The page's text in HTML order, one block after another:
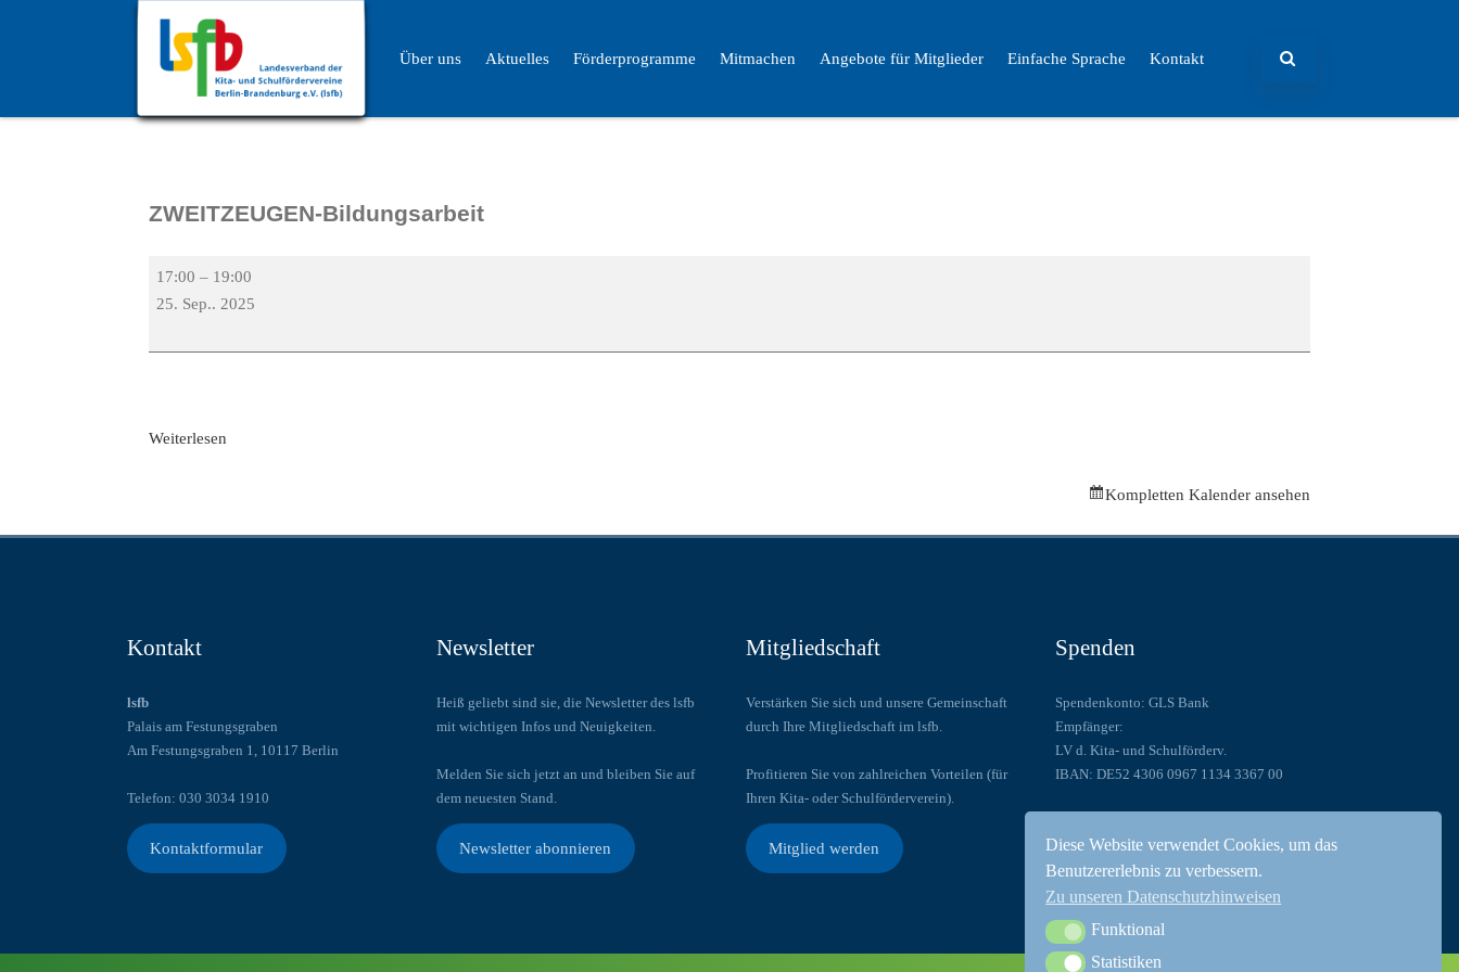
Über uns Aktuelles Förderprogramme Mitmachen Angebote für Mitglieder Einfache Sprache Kontakt
ZWEITZEUGEN-Bildungsarbeit
17:00 – 19:00
25. Sep.. 2025
Weiterlesen
Kompletten Kalender ansehen
Kontakt
lsfb
Palais am Festungsgraben
Am Festungsgraben 1, 10117 Berlin
Telefon: 030 3034 1910
Kontaktformular
Newsletter
Heiß geliebt sind sie, die Newsletter des lsfb
mit wichtigen Infos und Neuigkeiten.
Melden Sie sich jetzt an und bleiben Sie auf
dem neuesten Stand.
Newsletter abonnieren
Mitgliedschaft
Verstärken Sie sich und unsere Gemeinschaft
durch Ihre Mitgliedschaft im lsfb.
Profitieren Sie von zahlreichen Vorteilen (für
Ihren Kita- oder Schulförderverein).
Mitglied werden
Spenden
Spendenkonto: GLS Bank
Empfänger:
LV d. Kita- und Schulförderv.
IBAN: DE52 4306 0967 1134 3367 00
oder unser Spendentool:
Spenden Sie!
Diese Website verwendet Cookies, um das
Benutzererlebnis zu verbessern.
Zu unseren Datenschutzhinweisen
FunktionalFunktional
StatistikenStatistiken